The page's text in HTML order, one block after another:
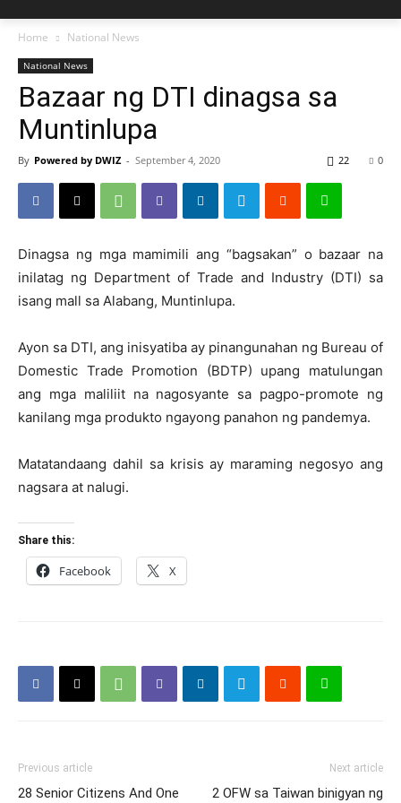
Home National News
National News
Bazaar ng DTI dinagsa sa
Muntinlupa
By Powered by DWIZ - September 4, 2020 0
22
Dinagsa ng mga mamimili ang “bagsakan” o bazaar na
inilatag ng Department of Trade and Industry (DTI) sa
isang mall sa Alabang, Muntinlupa.
Ayon sa DTI, ang inisyatiba ay pinangunahan ng Bureau of
Domestic Trade Promotion (BDTP) upang matulungan
ang mga maliliit na nagosyante sa pagpo-promote ng
kanilang mga produkto ngayong panahon ng pandemya.
Matatandaang dahil sa krisis ay maraming negosyo ang
nagsara at nalugi.
Share this:
Facebook X
Previous article
28 Senior Citizens And One
Next article
2 OFW sa Taiwan binigyan ng